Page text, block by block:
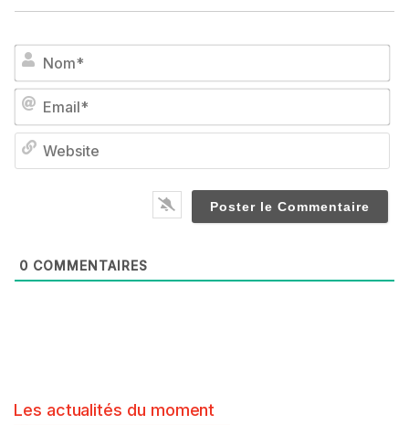
0 COMMENTAIRES
Les actualités du moment